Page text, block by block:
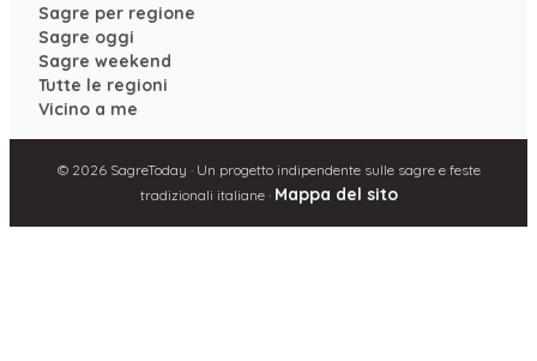
Sagre per regione
Sagre oggi
Sagre weekend
Tutte le regioni
Vicino a me
© 2026SagreToday · Un progetto indipendente sulle sagre e feste
tradizionali italiane · Mappa del sito